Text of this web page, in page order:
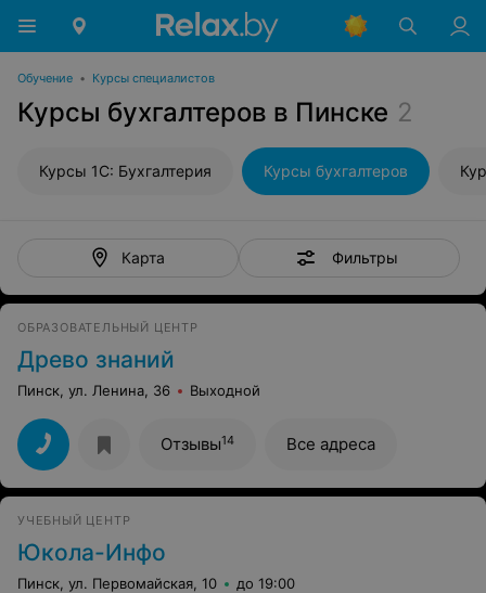
Обучение • Курсы специалистов
Курсы бухгалтеров в Пинске 2
Курсы 1С: Бухгалтерия Курсы бухгалтеров
Карта Фильтры
ОБРАЗОВАТЕЛЬНЫЙ ЦЕНТР
Древо знаний
Пинск, ул. Ленина, 36 Выходной
Отзывы14 Все адреса
УЧЕБНЫЙ ЦЕНТР
Юкола-Инфо
Пинск, ул. Первомайская, 10 до 19:00